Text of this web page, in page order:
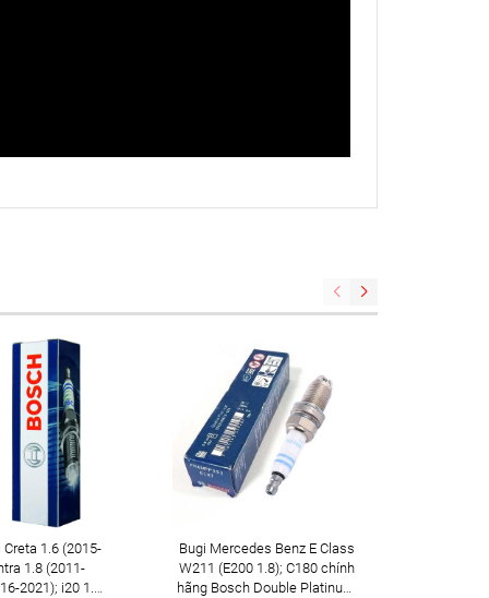
Creta 1.6 (2015-
1.8 (2011-
2021); i20 1.4i
Bugi Mercedes Benz E Class
W211 (E200 1.8); C180 chính
hãng Bosch Double Platinum